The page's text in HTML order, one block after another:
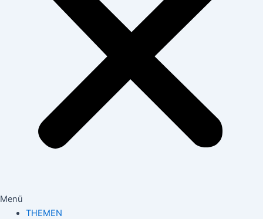
Menü
THEMEN